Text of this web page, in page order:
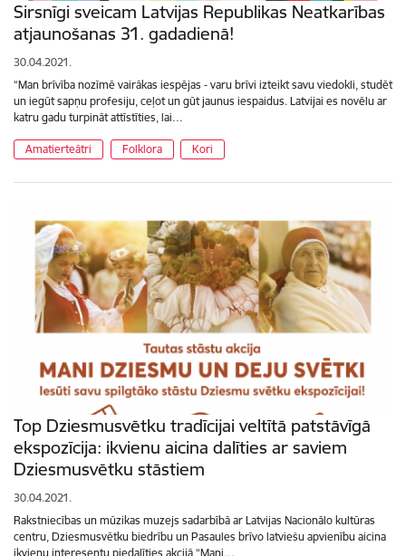
Sirsnīgi sveicam Latvijas Republikas Neatkarības
atjaunošanas 31. gadadienā!
30.04.2021.
“Man brīvība nozīmē vairākas iespējas - varu brīvi izteikt savu viedokli, studēt
un iegūt sapņu profesiju, ceļot un gūt jaunus iespaidus. Latvijai es novēlu ar
katru gadu turpināt attīstīties, lai…
Amatierteātri Folklora Kori
Top Dziesmusvētku tradīcijai veltītā patstāvīgā
ekspozīcija: ikvienu aicina dalīties ar saviem
Dziesmusvētku stāstiem
30.04.2021.
Rakstniecības un mūzikas muzejs sadarbībā ar Latvijas Nacionālo kultūras
centru, Dziesmusvētku biedrību un Pasaules brīvo latviešu apvienību aicina
ikvienu interesentu piedalīties akcijā “Mani…